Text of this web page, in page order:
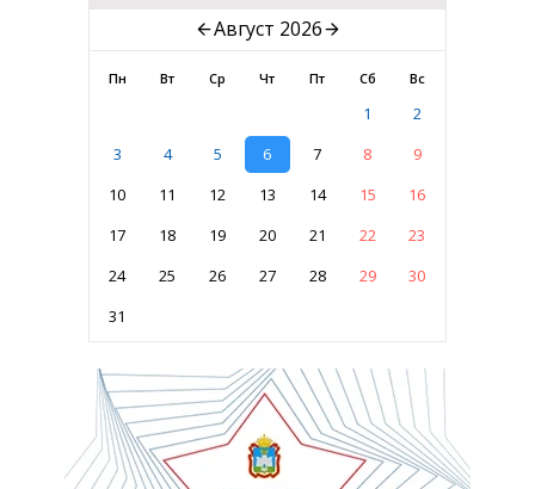
Август 2026
Пн Вт Ср Чт Пт Сб Вс
1
2
3
4 5 6 7 8
9
10
11 12 13 14 15
16
17
18 19 20 21 22
23
24
25 26 27 28 29
30
31